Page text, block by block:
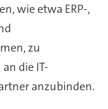
wie etwa ERP-,
zu
die IT-
anzubinden.